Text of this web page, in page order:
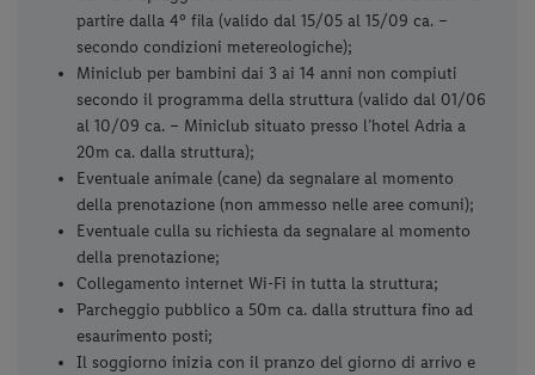
partire dalla 4° fila (valido dal 15/05 al 15/09 ca. –
secondo condizioni metereologiche);
Miniclub per bambini dai 3 ai 14 anni non compiuti
secondo il programma della struttura (valido dal 01/06
al 10/09 ca. – Miniclub situato presso l’hotel Adria a
20m ca. dalla struttura);
Eventuale animale (cane) da segnalare al momento
della prenotazione (non ammesso nelle aree comuni);
Eventuale culla su richiesta da segnalare al momento
della prenotazione;
Collegamento internet Wi-Fi in tutta la struttura;
Parcheggio pubblico a 50m ca. dalla struttura fino ad
esaurimento posti;
Il soggiorno inizia con il pranzo del giorno di arrivo e